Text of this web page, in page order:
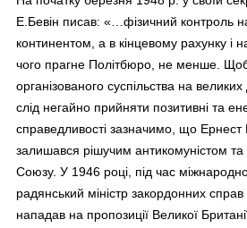
Е.Бевін писав: «…фізичний контроль
континентом, а в кінцевому рахунку і
чого прагне Політбюро, не менше. Щоб
організованого суспільства на великих
слід негайно прийняти позитивні та
справедливості зазначимо, що Ернест
залишався рішучим антикомуністом
Союзу. У 1946 році, під час
радянський міністр закордонних
нападав на пропозиції Великої